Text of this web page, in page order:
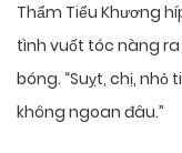
Thẩm Tiểu Khương
tình vuốt tóc nàng ra
bóng. “Suỵt, chị, nhỏ
không ngoan đâu.”